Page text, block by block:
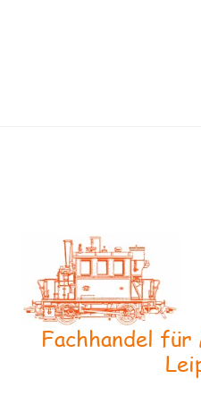
Fachhandel für